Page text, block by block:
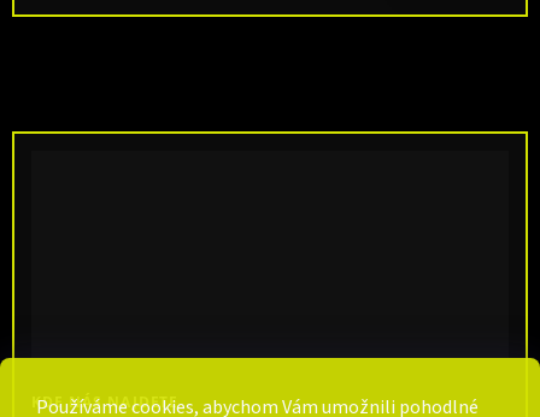
Používáme cookies, abychom Vám umožnili pohodlné
KDE NÁS NAJDETE